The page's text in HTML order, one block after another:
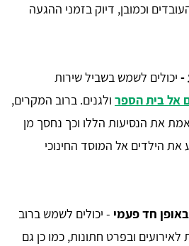
וכמובן, דיוק בזמני ההגעה
- יכולים לשמש בשביל שירות
אל בית הספר ולגנים. ברוב המקרים,
את הנסיעות הללו וכך נחסך מן
את הילדים אל המוסד החינוכי
חד פעמי - יכולים לשמש ברוב
ובפרט חתונות, כמו כן גם